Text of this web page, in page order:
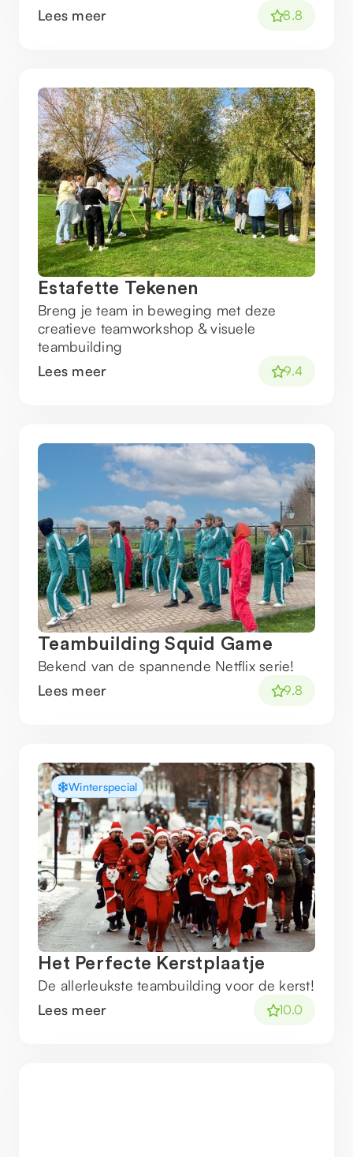
Lees meer
8.8
Estafette Tekenen
Breng je team in beweging met deze
creatieve teamworkshop & visuele
teambuilding
Lees meer
9.4
Teambuilding Squid Game
Bekend van de spannende Netflix serie!
Lees meer
9.8
Winterspecial
Het Perfecte Kerstplaatje
De allerleukste teambuilding voor de kerst!
Lees meer
10.0